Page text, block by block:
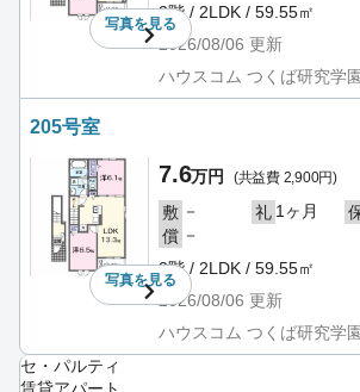
写真を見る
2階 / 2LDK / 59.55㎡
2026/08/06 更新
ハウスコム つくば研究学
205号室
写真を見る
7.6万円 (共益費 2,900円)
敷 － 礼 1ヶ月
償 －
2階 / 2LDK / 59.55㎡
2026/08/06 更新
ハウスコム つくば研究学
セ・パルティ